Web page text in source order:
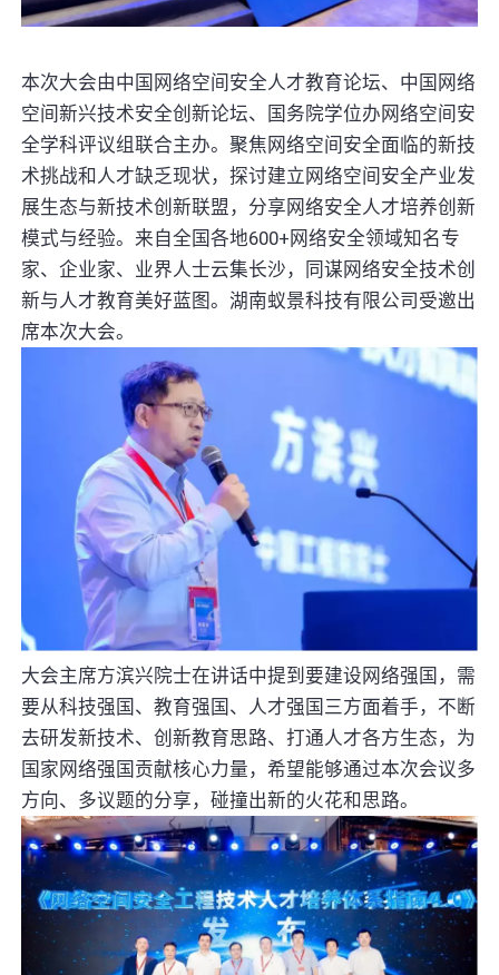
本次大会由中国网络空间安全人才教育论坛、中国网络
空间新兴技术安全创新论坛、国务院学位办网络空间安
全学科评议组联合主办。聚焦网络空间安全面临的新技
术挑战和人才缺乏现状，探讨建立网络空间安全产业发
展生态与新技术创新联盟，分享网络安全人才培养创新
模式与经验。来自全国各地600+网络安全领域知名专
家、企业家、业界人士云集长沙，同谋网络安全技术创
新与人才教育美好蓝图。湖南蚁景科技有限公司受邀出
席本次大会。
大会主席方滨兴院士在讲话中提到要建设网络强国，需
要从科技强国、教育强国、人才强国三方面着手，不断
去研发新技术、创新教育思路、打通人才各方生态，为
国家网络强国贡献核心力量，希望能够通过本次会议多
方向、多议题的分享，碰撞出新的火花和思路。